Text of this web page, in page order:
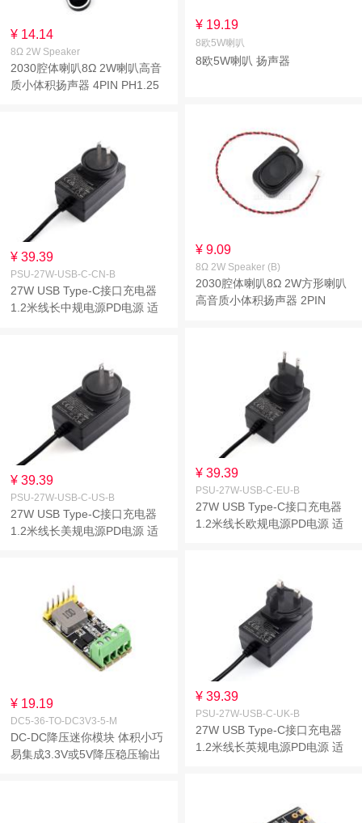
¥ 19.19
8欧5W喇叭
8欧5W喇叭 扬声器
¥ 14.14
8Ω 2W Speaker
2030腔体喇叭8Ω 2W喇叭高音
质小体积扬声器 4PIN PH1.25
¥ 9.09
8Ω 2W Speaker (B)
2030腔体喇叭8Ω 2W方形喇叭
高音质小体积扬声器 2PIN
¥ 39.39
PSU-27W-USB-C-CN-B
27W USB Type-C接口充电器
1.2米线长中规电源PD电源 适
¥ 39.39
PSU-27W-USB-C-EU-B
27W USB Type-C接口充电器
1.2米线长欧规电源PD电源 适
¥ 39.39
PSU-27W-USB-C-US-B
27W USB Type-C接口充电器
1.2米线长美规电源PD电源 适
¥ 39.39
PSU-27W-USB-C-UK-B
27W USB Type-C接口充电器
1.2米线长英规电源PD电源 适
¥ 19.19
DC5-36-TO-DC3V3-5-M
DC-DC降压迷你模块 体积小巧
易集成3.3V或5V降压稳压输出